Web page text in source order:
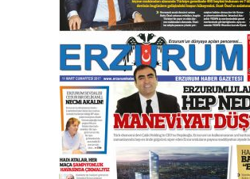
Esat BİNDESEN
Başkan Sekmen’den Erzurum’a
bir vizyon proje daha!
02 Ağustos 2026 Pazar
Kadir SABUNCUOĞLU